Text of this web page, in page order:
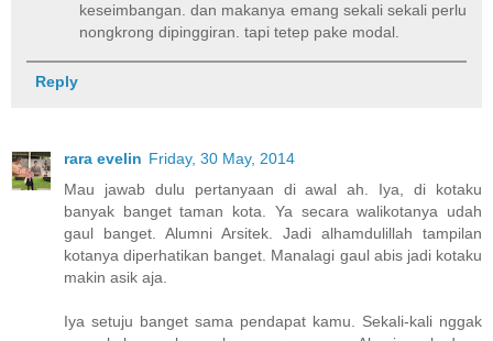
keseimbangan. dan makanya emang sekali sekali perlu
nongkrong dipinggiran. tapi tetep pake modal.
Reply
rara evelin Friday, 30 May, 2014
Mau jawab dulu pertanyaan di awal ah. Iya, di kotaku
banyak banget taman kota. Ya secara walikotanya udah
gaul banget. Alumni Arsitek. Jadi alhamdulillah tampilan
kotanya diperhatikan banget. Manalagi gaul abis jadi kotaku
makin asik aja.
Iya setuju banget sama pendapat kamu. Sekali-kali nggak